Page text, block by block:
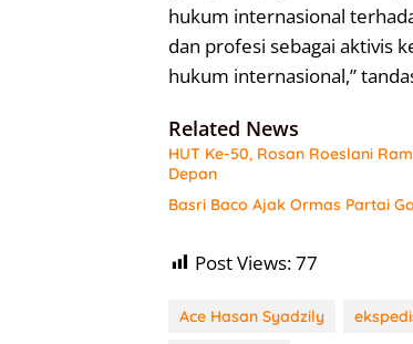
hukum internasional
dan profesi sebagai aktivis
hukum internasional,”
Related News
HUT Ke-50, Rosan Roeslani
Depan
Basri Baco Ajak Ormas Partai
Post Views:77
Ace Hasan Syadzily